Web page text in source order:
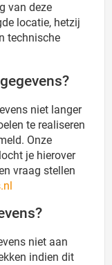
van deze
locatie, hetzij
technische
niet langer
te realiseren
Onze
je hierover
vraag stellen
niet aan
indien dit